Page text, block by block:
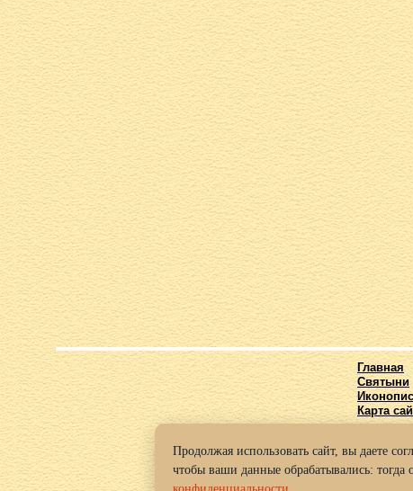
Главная
Святыни
Карта
© 2016-
Политика
Продолжая использовать сайт, вы даете
чтобы ваши данные обрабатывались: тогда